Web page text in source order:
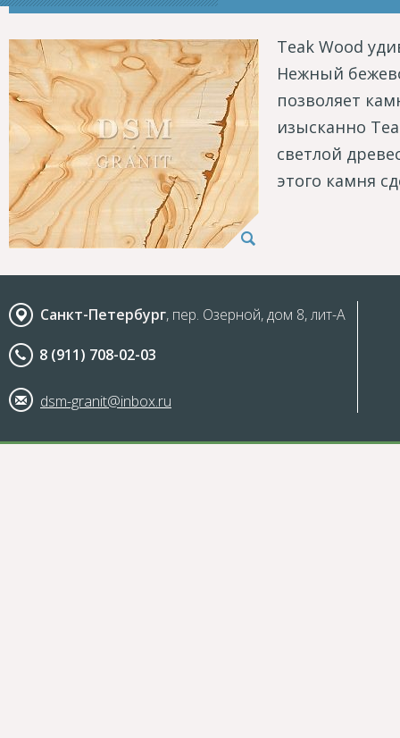
Teak Wood
Нежный
позволяет
изысканно
светлой
этого камня
Санкт-Петербург, пер. Озерной, дом 8, лит-А
8 (911) 708-02-03
dsm-granit@inbox.ru